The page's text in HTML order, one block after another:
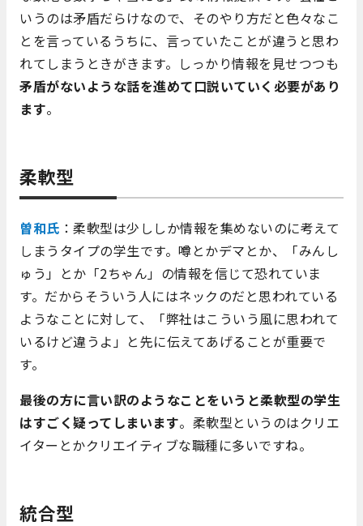
いうのは矛盾だらけなので、そのやり方だと色々なこ
とを言っているうちに、言っていたことが違うと思わ
れてしまうときがきます。しっかり情報を見せつつも
矛盾がないような話を進めて口説いていく必要があり
ます。
柔軟型
曽和氏 ：柔軟型は少ししか情報を集めないのに考えて
しまうタイプの学生です。噂とかデマとか、「みんし
ゅう」とか「2ちゃん」の情報を信じて恐れていま
す。だからそういう人にはネックのだと思われている
ようなことに対して、「弊社はこういう風に思われて
いるけど違うよ」と先に伝えてあげることが重要で
す。
最後の方に言い訳のようなことをいうと柔軟型の学生
はすごく疑ってしまいます。柔軟型というのはクリエ
イターとかクリエイティブな職種に多いですね。
統合型